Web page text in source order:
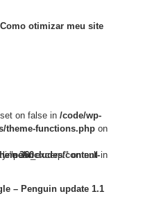
otimizar meu site
on false in /code/wp-
theme-functions.php on
on false in
theme-functions.php
"post_excerpt" on null in
line360
– Penguin update 1.1